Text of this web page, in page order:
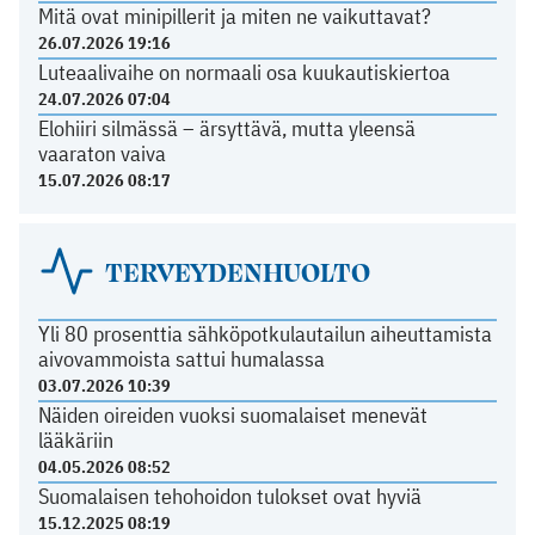
Mitä ovat minipillerit ja miten ne vaikuttavat?
26.07.2026 19:16
Luteaalivaihe on normaali osa kuukautiskiertoa
24.07.2026 07:04
Elohiiri silmässä – ärsyttävä, mutta yleensä
vaaraton vaiva
15.07.2026 08:17
TERVEYDENHUOLTO
Yli 80 prosenttia sähköpotkulautailun aiheuttamista
aivovammoista sattui humalassa
03.07.2026 10:39
Näiden oireiden vuoksi suomalaiset menevät
lääkäriin
04.05.2026 08:52
Suomalaisen tehohoidon tulokset ovat hyviä
15.12.2025 08:19